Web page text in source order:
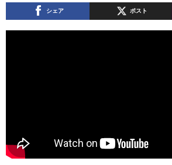
シェア ポスト